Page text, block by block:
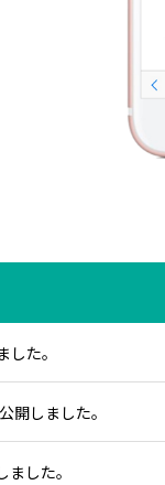
た。
しました。
した。